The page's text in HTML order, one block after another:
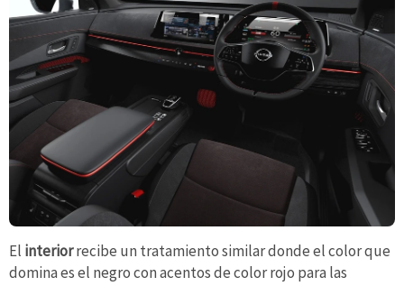
El interiorrecibe un tratamiento similar donde el color que
domina es el negro con acentos de color rojo para las